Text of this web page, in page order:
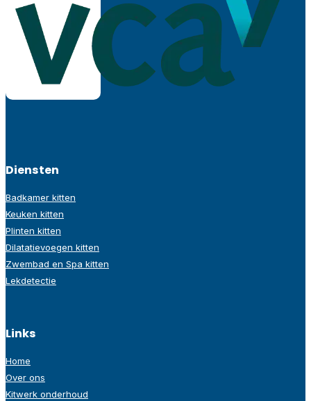
Diensten
Badkamer kitten
Keuken kitten
Plinten kitten
Dilatatievoegen kitten
Zwembad en Spa kitten
Lekdetectie
Links
Home
Over ons
Kitwerk onderhoud